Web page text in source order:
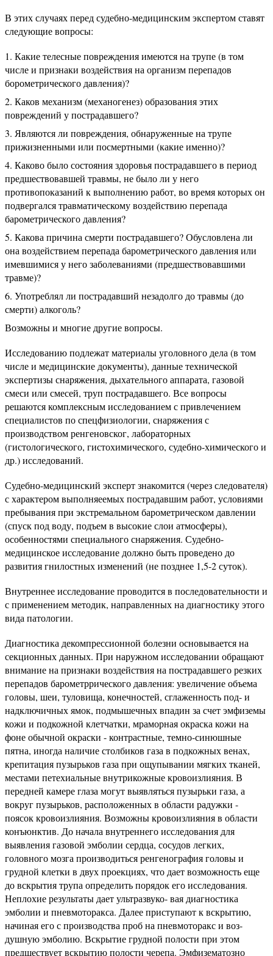
В этих случаях перед судебно-медицинским экспертом ставят
следующие вопросы:
Какие телесные повреждения имеются на трупе (в том
числе и признаки воздействия на организм перепадов
борометрического давления)?
Каков механизм (механогенез) образования этих
повреждений у пострадавшего?
Являются ли повреждения, обнаруженные на трупе
прижизненными или посмертными (какие именно)?
Каково было состояния здоровья пострадавшего в период
предшествовавшей травмы, не было ли у него
противопоказаний к выполнению работ, во время которых он
подвергался травматическому воздействию перепада
барометрического давления?
Какова причина смерти пострадавшего? Обусловлена ли
она воздействием перепада барометрического давления или
имевшимися у него заболеваниями (предшествовавшими
травме)?
Употреблял ли пострадавший незадолго до травмы (до
смерти) алкоголь?
Возможны и многие другие вопросы.
Исследованию подлежат материалы уголовного дела (в том
числе и медицинские документы), данные технической
экспертизы снаряжения, дыхательного аппарата, газовой
смеси или смесей, труп пострадавшего. Все вопросы
решаются комплексным исследованием с привлечением
специалистов по спецфизиологии, снаряжения с
производством ренгеновског, лабораторных
(гистологического, гистохимического, судебно-химического и
др.) исследований.
Судебно-медицинский эксперт знакомится (через следователя)
с характером выполняеемых пострадавшим работ, условиями
пребывания при экстремальном барометрическом давлении
(спуск под воду, подъем в высокие слои атмосферы),
особенностями специального снаряжения. Судебно-
медицинское исследование должно быть проведено до
развития гнилостных изменений (не позднее 1,5-2 суток).
Внутреннее исследование проводится в последовательности и
с применением методик, направленных на диагностику этого
вида патологии.
Диагностика декомпрессионной болезни основывается на
секционных данных. При наружном исследовании обращают
внимание на признаки воздействия на пострадавшего резких
перепадов барометррического давления: увеличение объема
головы, шеи, туловища, конечностей, сглаженность под- и
надключичных ямок, подмышечных впадин за счет эмфиземы
кожи и подкожной клетчатки, мраморная окраска кожи на
фоне обычной окраски - контрастные, темно-синюшные
пятна, иногда наличие столбиков газа в подкожных венах,
крепитация пузырьков газа при ощупывании мягких тканей,
местами петехиальные внутрикожные кровоизлияния. В
передней камере глаза могут выявляться пузырьки газа, а
вокруг пузырьков, расположенных в области радужки -
поясок кровоизлияния. Возможны кровоизлияния в области
конъюнктив. До начала внутреннего исследования для
выявления газовой эмболии сердца, сосудов легких,
головного мозга производиться ренгенография головы и
грудной клетки в двух проекциях, что дает возможность еще
до вскрытия трупа определить порядок его исследования.
Неплохие результаты дает ультразвуко- вая диагностика
эмболии и пневмоторакса. Далее приступают к вскрытию,
начиная его с производства проб на пневмоторакс и воз-
душную эмболию. Вскрытие грудной полости при этом
предшествует вскрытию полости черепа. Эмфизематозно